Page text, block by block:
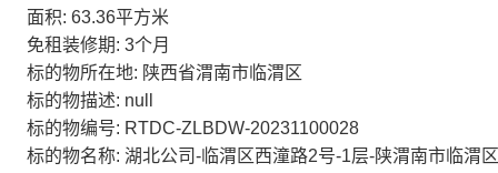
面积: 63.36平方米
免租装修期: 3个月
标的物所在地: 陕西省渭南市临渭区
标的物描述: null
标的物编号: RTDC-ZLBDW-20231100028
标的物名称: 湖北公司-临渭区西潼路2号-1层-陕渭南市临渭